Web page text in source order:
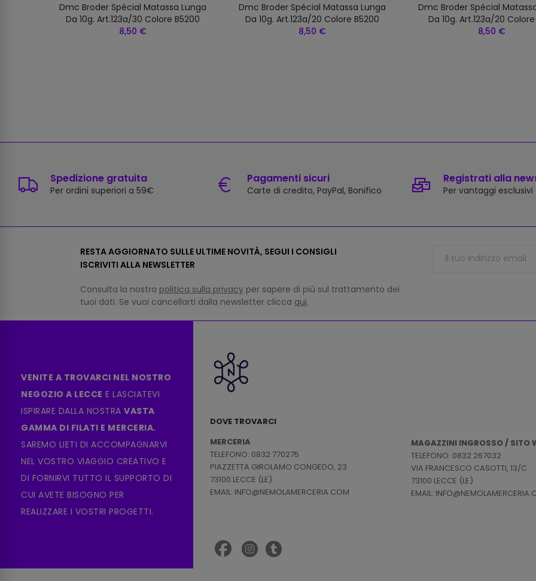
Dmc Broder Spécial Matassa Lunga
Da 10g. Art.123a/30 Colore B5200
8,50 €
Dmc Broder Spécial Matassa Lunga
Da 10g. Art.123a/20 Colore B5200
8,50 €
Dmc Broder Spécial
Da 10g. Art.123a/20
8,50 €
Spedizione gratuita
Per ordini superiori a 59€
Pagamenti sicuri
Carte di credito, PayPal, Bonifico
Registrati alla
Per vantaggi esclusivi
RESTA AGGIORNATO SULLE ULTIME NOVITÀ, SEGUI I CONSIGLI
ISCRIVITI ALLA NEWSLETTER
Consulta la nostra politica sulla privacy per sapere di più sul trattamento dei
tuoi dati. Se vuoi cancellarti dalla newsletter clicca qui.
VENITE A TROVARCI NEL NOSTRO
NEGOZIO A LECCE E LASCIATEVI
ISPIRARE DALLA NOSTRA VASTA
GAMMA DI FILATI E MERCERIA.
SAREMO LIETI DI ACCOMPAGNARVI
NEL VOSTRO VIAGGIO CREATIVO E
DI FORNIRVI TUTTO IL SUPPORTO DI
CUI AVETE BISOGNO PER
REALIZZARE I VOSTRI PROGETTI.
DOVE TROVARCI
MERCERIA
TELEFONO: 0832 770275
PIAZZETTA GIROLAMO CONGEDO, 23
73100 LECCE (LE)
EMAIL: INFO@NEMOLAMERCERIA.COM
MAGAZZINI INGROSSO / SITO
TELEFONO: 0832 267032
VIA FRANCESCO CASOTTI, 13/C
73100 LECCE (LE)
EMAIL: